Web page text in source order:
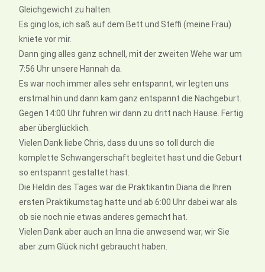
Gleichgewicht zu halten.
Es ging los, ich saß auf dem Bett und Steffi (meine Frau)
kniete vor mir.
Dann ging alles ganz schnell, mit der zweiten Wehe war um
7:56 Uhr unsere Hannah da.
Es war noch immer alles sehr entspannt, wir legten uns
erstmal hin und dann kam ganz entspannt die Nachgeburt.
Gegen 14:00 Uhr fuhren wir dann zu dritt nach Hause. Fertig
aber überglücklich.
Vielen Dank liebe Chris, dass du uns so toll durch die
komplette Schwangerschaft begleitet hast und die Geburt
so entspannt gestaltet hast.
Die Heldin des Tages war die Praktikantin Diana die Ihren
ersten Praktikumstag hatte und ab 6:00 Uhr dabei war als
ob sie noch nie etwas anderes gemacht hat.
Vielen Dank aber auch an Inna die anwesend war, wir Sie
aber zum Glück nicht gebraucht haben.